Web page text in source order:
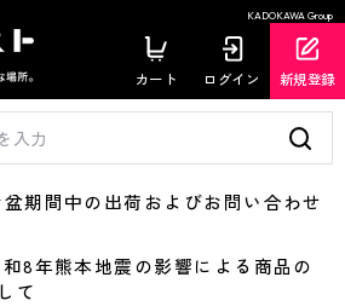
KADOKAWA Group
カート ログイン 新規登録
間中の出荷およびお問い合わせ
年熊本地震の影響による商品の
て